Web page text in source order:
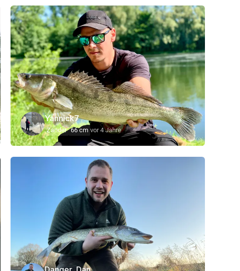
Yannick7
Zander 66 cm vor 4 Jahre